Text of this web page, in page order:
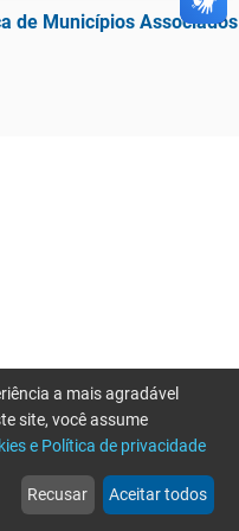
de Municípios Associados
web
Notícias
more_horiz
Mais
a mais agradável
site, você assume
e Política de privacidade
Recusar Aceitar todos
tente novamente